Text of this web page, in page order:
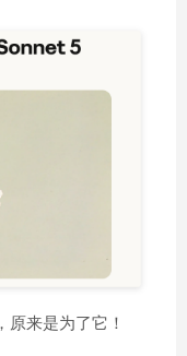
来是为了它！